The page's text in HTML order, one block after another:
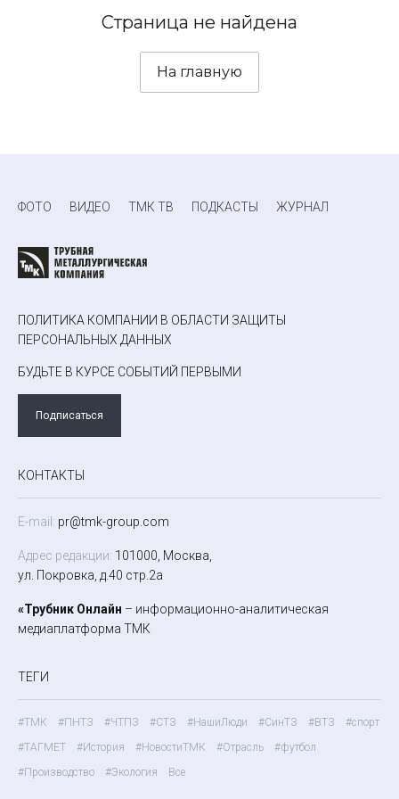
Страница не найдена
На главную
ФОТО ВИДЕО ТМК ТВ ПОДКАСТЫ ЖУРНАЛ
ПОЛИТИКА КОМПАНИИ В ОБЛАСТИ ЗАЩИТЫ
ПЕРСОНАЛЬНЫХ ДАННЫХ
БУДЬТЕ В КУРСЕ СОБЫТИЙ ПЕРВЫМИ
Подписаться
КОНТАКТЫ
E-mail: pr@tmk-group.com
Адрес редакции: 101000, Москва,
ул. Покровка, д.40 стр.2а
«Трубник Онлайн – информационно-аналитическая
медиаплатформа ТМК
ТЕГИ
#ТМК #ПНТЗ #ЧТПЗ #СТЗ #НашиЛюди #СинТЗ #ВТЗ
#спорт
#ТАГМЕТ
#История #НовостиТМК #Отрасль
#футбол
#Производство
#Экология Все